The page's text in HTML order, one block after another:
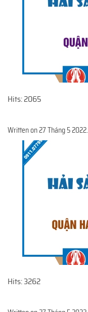
Hits: 2065
Written on27 Tháng 5 2022.
Hits: 3262